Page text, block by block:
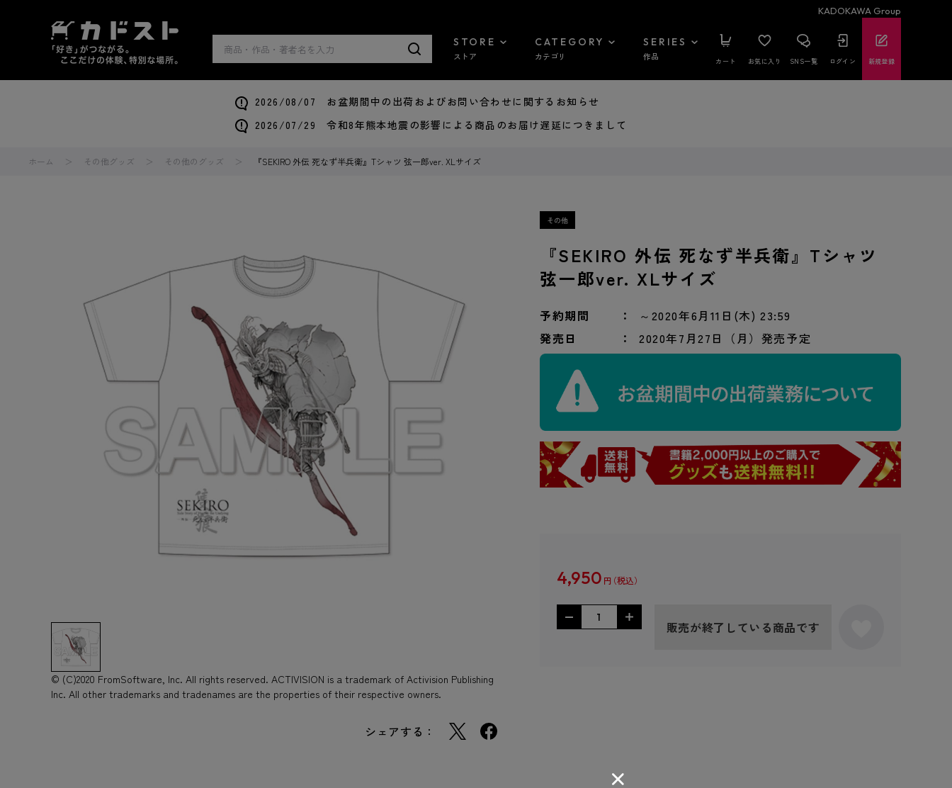
KADOKAWA Group
STORE
ストア
CATEGORY
カテゴリ
SERIES
作品 カート お気に入り SNS一覧 ログイン 新規登録
2026/08/07 お盆期間中の出荷およびお問い合わせに関するお知らせ
2026/07/29 令和8年熊本地震の影響による商品のお届け遅延につきまして
ホーム その他グッズ その他のグッズ 『SEKIRO 外伝 死なず半兵衛』Tシャツ 弦一郎ver. XLサイズ
© (C)2020 FromSoftware, Inc. All rights reserved. ACTIVISION is a trademark of Activision Publishing
Inc. All other trademarks and tradenames are the properties of their respective owners.
シェアする：
『SEKIRO 外伝 死なず半兵衛』Tシャツ
弦一郎ver. XLサイズ
予約期間
～2020年6月11日(木) 23:59
発売日
2020年7月27日（月）発売予定
4,950 円
販売が終了している商品です